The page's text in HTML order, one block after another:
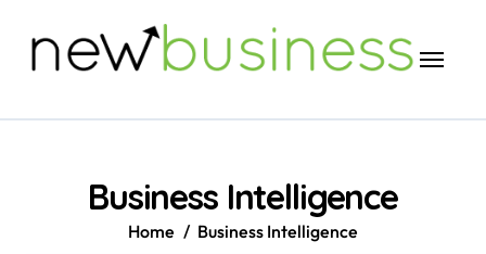
Business Intelligence
Home Business Intelligence